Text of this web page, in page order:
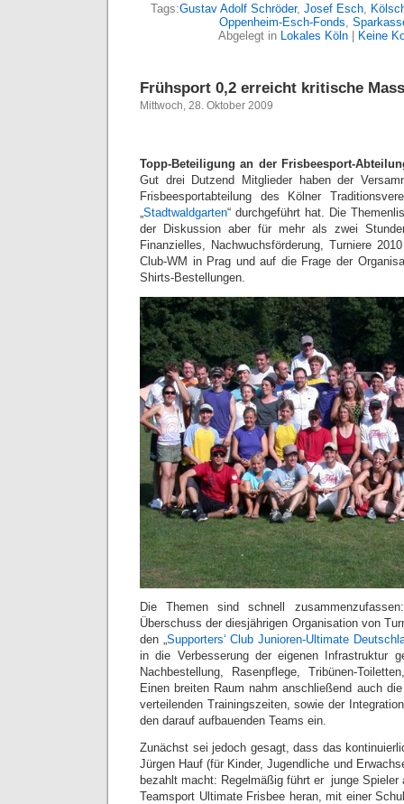
Tags:Gustav Adolf Schröder, Josef Esch,
Oppenheim-Esch-Fonds
Abgelegt in
Lokales Köln| Keine
Frühsport 0,2 erreicht kritische
Mittwoch, 28. Oktober 2009
Topp-Beteiligung an der Frisbeesport-
Gut drei Dutzend Mitglieder haben der
Frisbeesportabteilung des Kölner
Stadtwaldgarten“ durchgeführt hat. Die
der Diskussion aber für mehr als zwei
Finanzielles, Nachwuchsförderung, Turniere
Club-WM in Prag und auf die Frage der
Shirts-Bestellungen.
Die Themen sind schnell
Überschuss der diesjährigen Organisation von
den „ Supporters‘ Club Junioren-Ultimate
in die Verbesserung der eigenen Infrastruktur
Nachbestellung, Rasenpflege, Tribünen-
Einen breiten Raum nahm anschließend auch
verteilenden Trainingszeiten, sowie der
den darauf aufbauenden Teams ein.
Zunächst sei jedoch gesagt, dass das
Jürgen Hauf (für Kinder, Jugendliche und
bezahlt macht: Regelmäßig führt er junge Spieler
Teamsport Ultimate Frisbee heran, mit einer